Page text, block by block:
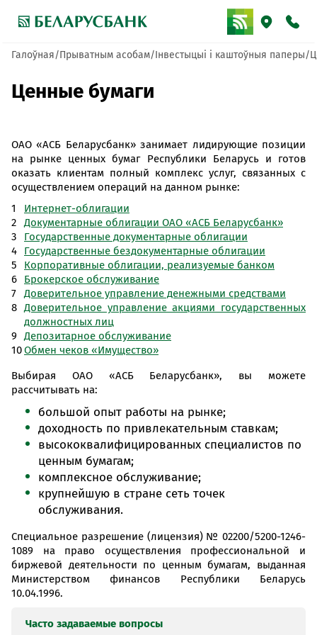
Галоўная Прыватным асобам Інвестыцыі і каштоўныя паперы
Ценные бумаги
ОАО «АСБ Беларусбанк» занимает лидирующие позиции
на рынке ценных бумаг Республики Беларусь и готов
оказать клиентам полный комплекс услуг, связанных с
осуществлением операций на данном рынке:
Интернет-облигации
Документарные облигации ОАО «АСБ Беларусбанк»
Государственные документарные облигации
Государственные бездокументарные облигации
Корпоративные облигации, реализуемые банком
Брокерское обслуживание
Доверительное управление денежными средствами
Доверительное управление акциями государственных
должностных лиц
Депозитарное обслуживание
Обмен чеков «Имущество»
Выбирая ОАО «АСБ Беларусбанк», вы можете
рассчитывать на:
большой опыт работы на рынке;
доходность по привлекательным ставкам;
высококвалифицированных специалистов по
ценным бумагам;
комплексное обслуживание;
крупнейшую в стране сеть точек
обслуживания.
Специальное разрешение (лицензия) № 02200/5200-1246-
1089 на право осуществления профессиональной и
биржевой деятельности по ценным бумагам, выданная
Министерством финансов Республики Беларусь
10.04.1996.
Часто задаваемые вопросы